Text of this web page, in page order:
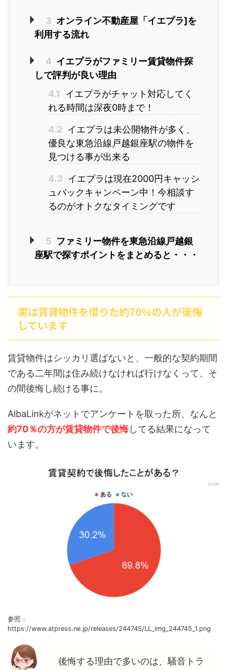
3 オンライン不動産屋「イエプラ]を
利用する流れ
4 イエプラがファミリー賃貸物件探
しで評判が良い理由
4.1
イエプラがチャット対応してく
れる時間は深夜0時まで！
4.2
イエプラは未公開物件が多く、
優良な東急沿線戸越銀座駅の物件を
見つける事が出来る
4.3
イエプラは現在2000円キャッシ
ュバックキャンペーン中！今相談す
るのがオトクなタイミングです
5 ファミリー物件を東急沿線戸越銀
座駅で探すポイントをまとめると・・・
実は賃貸物件を借りた約70％の人が後悔
しています
賃貸物件はシッカリ選ばないと、一般的な契約期間
である二年間は住み続けなければ行けなくって、そ
の間後悔し続ける事に。
AlbaLinkがネットでアンケートを取った所、なんと
約70％の方が賃貸物件で後悔してる結果になって
います。
参照：
https://www.atpress.ne.jp/releases/244745/LL_img_244745_1.png
後悔する理由で多いのは、騒音トラ